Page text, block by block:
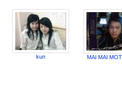
kun
MAI MAI MOT